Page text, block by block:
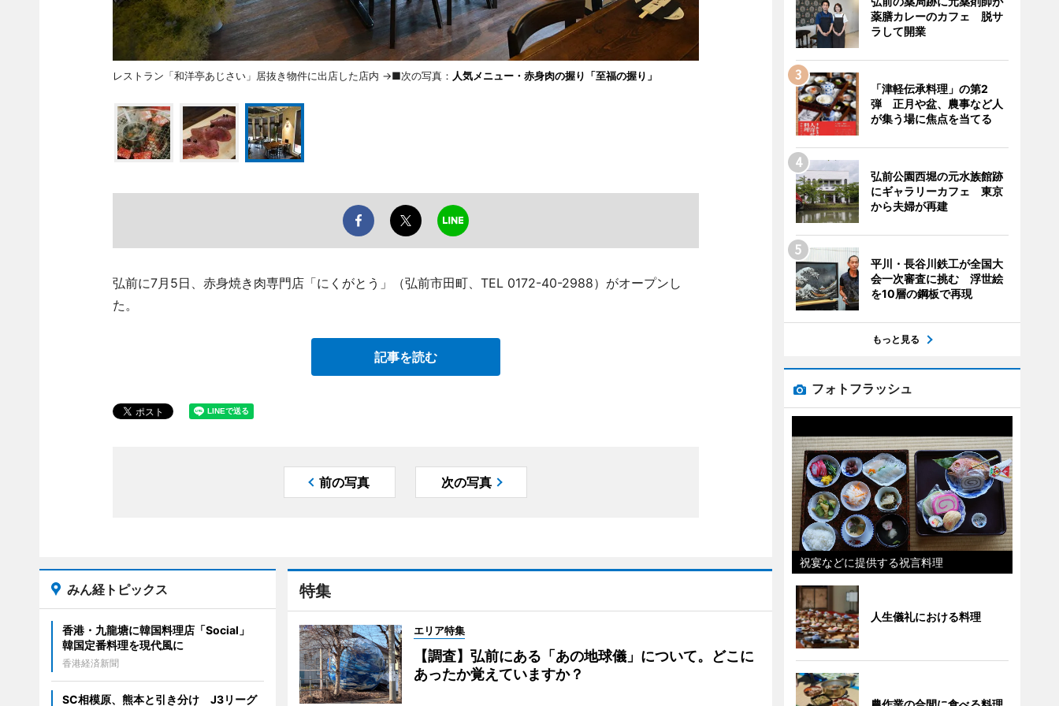
レストラン「和洋亭あじさい」居抜き物件に出店した店内 →■次の写真： 人気メニュー・赤身肉の握り「至福の握り」
弘前に7月5日、赤身焼き肉専門店「にくがとう」（弘前市田町、TEL 0172-40-2988）がオープンし
た。
記事を読む
前の写真 次の写真
特集
エリア特集
【調査】弘前にある「あの地球儀」について。どこに
あったか覚えていますか？
みん経トピックス
香港・九龍塘に韓国料理店「Social」
韓国定番料理を現代風に
香港経済新聞
SC相模原、熊本と引き分け J3リーグ
薬膳カレーのカフェ 脱サ
ラして開業
「津軽伝承料理」の第2
弾 正月や盆、農事など人
が集う場に焦点を当てる
弘前公園西堀の元水族館跡
にギャラリーカフェ 東京
から夫婦が再建
平川・長谷川鉄工が全国大
会一次審査に挑む 浮世絵
を10層の鋼板で再現
もっと見る
フォトフラッシュ
祝宴などに提供する祝言料理
人生儀礼における料理